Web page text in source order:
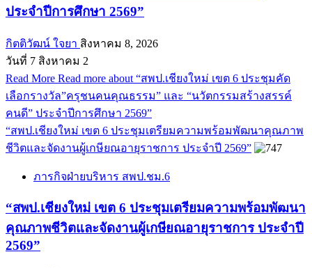
ประจำปีการศึกษา 2569”
กิตติวัฒน์ ใจยา สิงหาคม 8, 2026
วันที่ 7 สิงหาคม 2
Read More Read more about “สพป.เชียงใหม่ เขต 6 ประชุมคัด
เลือกรางวัล”ครุชนคนคุณธรรม” และ “นวัตกรรมสร้างสรรค์
คนดี” ประจำปีการศึกษา 2569”
“สพป.เชียงใหม่ เขต 6 ประชุมเตรียมความพร้อมพัฒนาคุณภาพ
ชีวิตและจัดงานผู้เกษียณอายุราชการ ประจำปี 2569”
ภารกิจฝ่ายบริหาร สพป.ชม.6
“สพป.เชียงใหม่ เขต 6 ประชุมเตรียมความพร้อมพัฒนา
คุณภาพชีวิตและจัดงานผู้เกษียณอายุราชการ ประจำปี
2569”